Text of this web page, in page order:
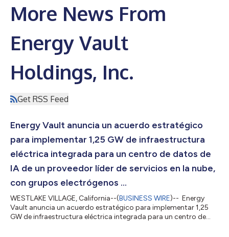
More News From
Energy Vault
Holdings, Inc.
Get RSS Feed
Energy Vault anuncia un acuerdo estratégico
para implementar 1,25 GW de infraestructura
eléctrica integrada para un centro de datos de
IA de un proveedor líder de servicios en la nube,
con grupos electrógenos ...
WESTLAKE VILLAGE, California--(BUSINESS WIRE)-- Energy
Vault anuncia un acuerdo estratégico para implementar 1,25
GW de infraestructura eléctrica integrada para un centro de